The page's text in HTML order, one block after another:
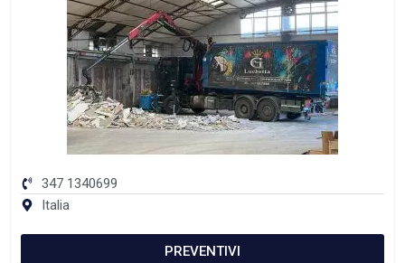
347 1340699
Italia
PREVENTIVI